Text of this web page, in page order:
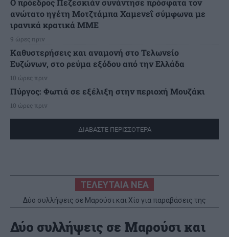
Ο πρόεδρος Πεζεσκιάν συνάντησε πρόσφατα τον
ανώτατο ηγέτη Μοτζτάμπα Χαμενεΐ σύμφωνα με
ιρανικά κρατικά ΜΜΕ
9 ώρες πριν
Καθυστερήσεις και αναμονή στο Τελωνείο
Ευζώνων, στο ρεύμα εξόδου από την Ελλάδα
10 ώρες πριν
Πύργος: Φωτιά σε εξέλιξη στην περιοχή Μουζάκι
10 ώρες πριν
ΔΙΑΒΑΣΤΕ ΠΕΡΙΣΣΟΤΕΡΑ